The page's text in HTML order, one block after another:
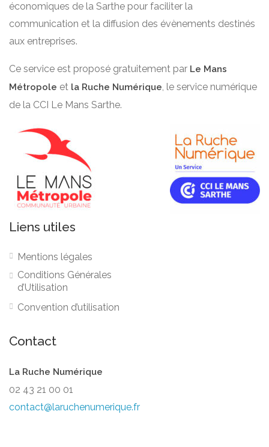
économiques de la Sarthe pour faciliter la
communication et la diffusion des évènements destinés
aux entreprises.
Ce service est proposé gratuitement par Le Mans
Métropole et la Ruche Numérique, le service numérique
de la CCI Le Mans Sarthe.
Liens utiles
Mentions légales
Conditions Générales
d’Utilisation
Convention d’utilisation
Contact
La Ruche Numérique
02 43 21 00 01
contact@laruchenumerique.fr